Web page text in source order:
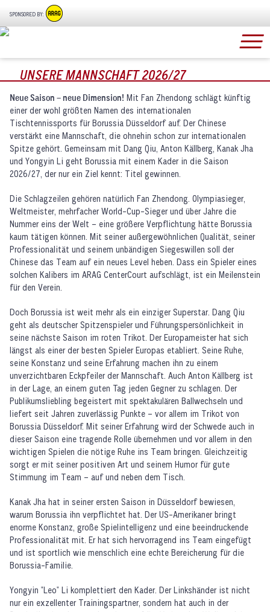
SPONSORED BY:
UNSERE MANNSCHAFT 2026/27
Neue Saison – neue Dimension! Mit Fan Zhendong schlägt künftig
einer der wohl größten Namen des internationalen
Tischtennissports für Borussia Düsseldorf auf. Der Chinese
verstärkt eine Mannschaft, die ohnehin schon zur internationalen
Spitze gehört. Gemeinsam mit Dang Qiu, Anton Källberg, Kanak Jha
und Yongyin Li geht Borussia mit einem Kader in die Saison
2026/27, der nur ein Ziel kennt: Titel gewinnen.
Die Schlagzeilen gehören natürlich Fan Zhendong. Olympiasieger,
Weltmeister, mehrfacher World-Cup-Sieger und über Jahre die
Nummer eins der Welt – eine größere Verpflichtung hätte Borussia
kaum tätigen können. Mit seiner außergewöhnlichen Qualität, seiner
Professionalität und seinem unbändigen Siegeswillen soll der
Chinese das Team auf ein neues Level heben. Dass ein Spieler eines
solchen Kalibers im ARAG CenterCourt aufschlägt, ist ein Meilenstein
für den Verein.
Doch Borussia ist weit mehr als ein einziger Superstar. Dang Qiu
geht als deutscher Spitzenspieler und Führungspersönlichkeit in
seine nächste Saison im roten Trikot. Der Europameister hat sich
längst als einer der besten Spieler Europas etabliert. Seine Ruhe,
seine Konstanz und seine Erfahrung machen ihn zu einem
unverzichtbaren Eckpfeiler der Mannschaft. Auch Anton Källberg ist
in der Lage, an einem guten Tag jeden Gegner zu schlagen. Der
Publikumsliebling begeistert mit spektakulären Ballwechseln und
liefert seit Jahren zuverlässig Punkte – vor allem im Trikot von
Borussia Düsseldorf. Mit seiner Erfahrung wird der Schwede auch in
dieser Saison eine tragende Rolle übernehmen und vor allem in den
wichtigen Spielen die nötige Ruhe ins Team bringen. Gleichzeitig
sorgt er mit seiner positiven Art und seinem Humor für gute
Stimmung im Team – auf und neben dem Tisch.
Kanak Jha hat in seiner ersten Saison in Düsseldorf bewiesen,
warum Borussia ihn verpflichtet hat. Der US-Amerikaner bringt
enorme Konstanz, große Spielintelligenz und eine beeindruckende
Professionalität mit. Er hat sich hervorragend ins Team eingefügt
und ist sportlich wie menschlich eine echte Bereicherung für die
Borussia-Familie.
Yongyin "Leo" Li komplettiert den Kader. Der Linkshänder ist nicht
nur ein exzellenter Trainingspartner, sondern hat auch in der